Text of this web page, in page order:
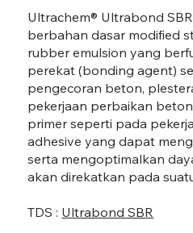
ULTRABOND
Ultrachem® Ultrabond
berbahan dasar modified
rubber emulsion yang
perekat (bonding agent)
pengecoran beton,
pekerjaan perbaikan
primer seperti pada
adhesive yang dapat
serta mengoptimalkan
akan direkatkan pada
TDS : Ultrabond SBR